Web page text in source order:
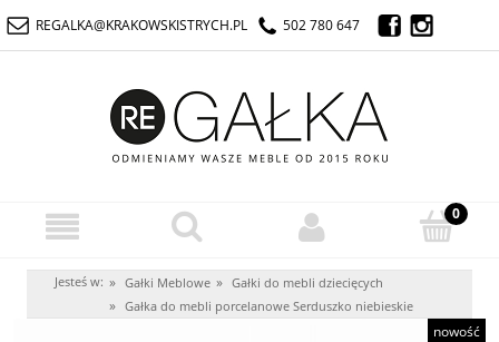
REGALKA@KRAKOWSKISTRYCH.PL 502 780 647
Jesteś w: » Gałki Meblowe » Gałki do mebli dziecięcych
» Gałka do mebli porcelanowe Serduszko niebieskie
nowość